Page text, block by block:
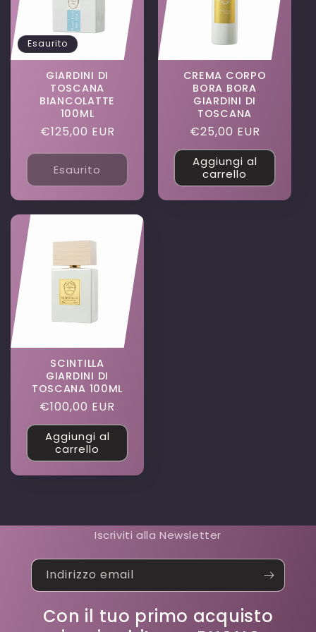
Esaurito
GIARDINI DI
TOSCANA
BIANCOLATTE
100ML
Prezzo
listino
€125,00 EUR
Esaurito
CREMA CORPO
BORA BORA
GIARDINI DI
TOSCANA
Prezzo
di
listino
€25,00 EUR
Aggiungi al
carrello
SCINTILLA
GIARDINI DI
TOSCANA 100ML
Prezzo
di
listino
€100,00 EUR
Aggiungi al
carrello
Iscriviti alla Newsletter
Indirizzo email
Con il tuo primo acquisto